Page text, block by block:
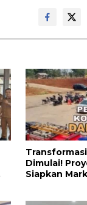
Dimulai!
Siapkan